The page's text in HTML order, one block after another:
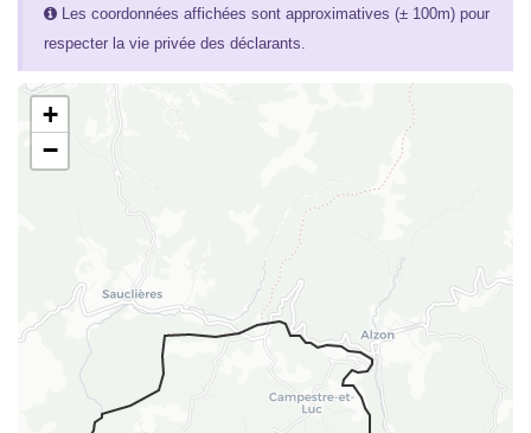
Les coordonnées affichées sont approximatives (± 100m) pour
respecter la vie privée des déclarants.
+
−